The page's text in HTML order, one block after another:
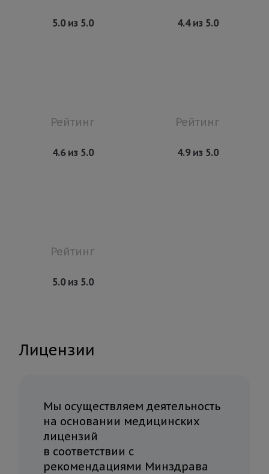
5.0 из 5.0 4.4 из 5.0
Рейтинг
4.6 из 5.0
Рейтинг
4.9 из 5.0
Рейтинг
5.0 из 5.0
Лицензии
Мы осуществляем деятельность
на основании медицинских
лицензий
в соответствии с
рекомендациями Минздрава